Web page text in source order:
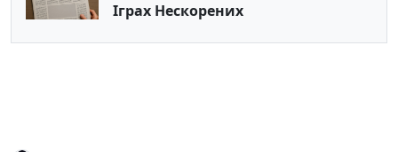
Іграх Нескорених